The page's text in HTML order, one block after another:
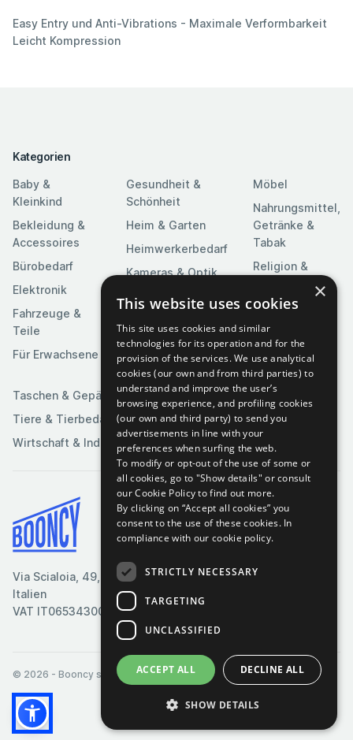
Easy Entry und Anti-Vibrations - Maximale Verformbarkeit
Leicht Kompression
Kategorien
Baby &
Kleinkind
Bekleidung &
Accessoires
Bürobedarf
Elektronik
Fahrzeuge &
Teile
Für Erwachsene
Gesundheit &
Schönheit
Heim & Garten
Heimwerkerbedarf
Kameras & Optik
Kunst &
Unterhaltung
Medien
Möbel
Nahrungsmittel,
Getränke &
Tabak
Religion &
Feierlichkeiten
Software
Spielzeuge &
Spiele
Sportartikel
Taschen & Gepäck
Tiere & Tierbedarf
Wirtschaft & Industrie
Via Scialoia, 49, Florenz,
Italien
VAT IT06534300485
Bedingungen & Konditionen
Cookie-Richtlinie
Datenschutzrichtlinie
© 2026 - Booncy srl - VAT IT06534300485
×
This website uses cookies
This site uses cookies and similar
technologies for its operation and for the
provision of the services. We use analytical
cookies (our own and from third parties) to
understand and improve the user’s
browsing experience, and profiling cookies
(our own and third party) to send you
advertisements in line with your
preferences when surfing the web.
To modify or opt-out of the use of some or
all cookies, go to "Show details" or consult
our Cookie Policy to find out more.
By clicking on “Accept all cookies” you
consent to the use of these cookies. In
compliance with our cookie policy.
STRICTLY NECESSARY
TARGETING
UNCLASSIFIED
ACCEPT ALL DECLINE ALL
SHOW DETAILS